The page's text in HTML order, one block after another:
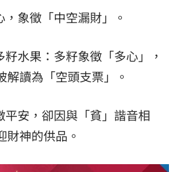
象徵「中空漏財」。
水果：多籽象徵「多心」，
解讀為「空頭支票」。
安，卻因與「貧」諧音相
財神的供品。